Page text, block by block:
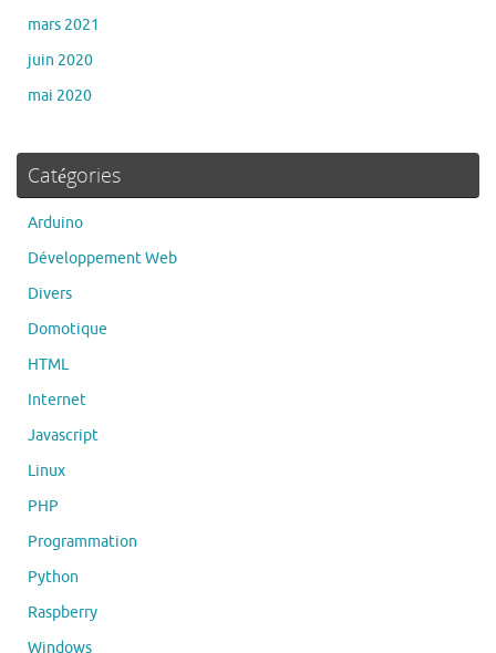
mars 2021
juin 2020
mai 2020
Catégories
Arduino
Développement Web
Divers
Domotique
HTML
Internet
Javascript
Linux
PHP
Programmation
Python
Raspberry
Windows